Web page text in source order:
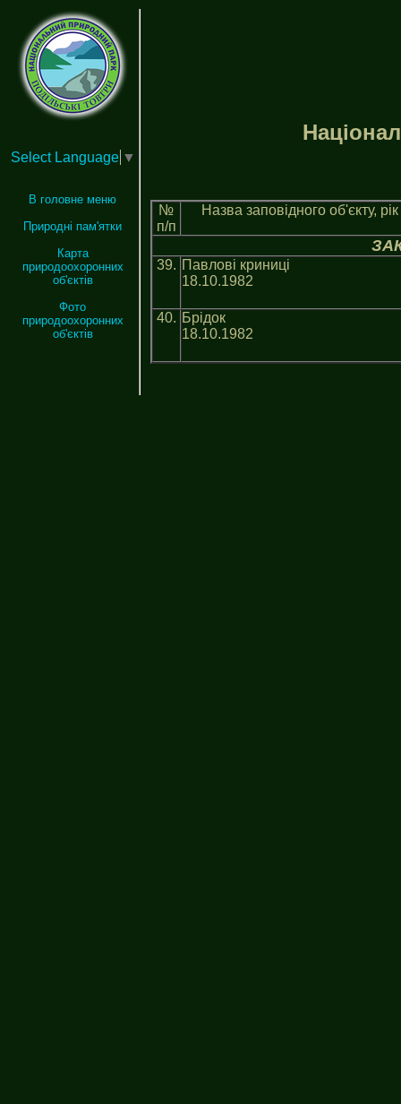
Select Language ▼
В головне меню
Природні пам'ятки
Карта
природоохоронних
об'єктів
Фото
природоохоронних
об'єктів
№
п/п
Назва заповiдного об'єкту,
39. Павлові криниці
18.10.1982
40. Брідок
18.10.1982